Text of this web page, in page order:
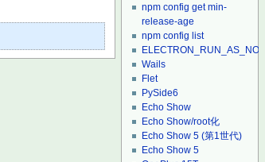
npm config get min-
release-age
npm config list
Wails
Flet
PySide6
Echo Show
Echo Show/root化
Echo Show 5 (第1世代)
Echo Show 5